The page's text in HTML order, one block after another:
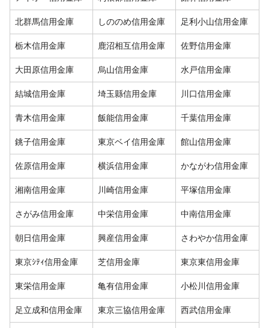
北群馬信用金庫 しののめ信用金庫 足利小山信用金庫
栃木信用金庫 鹿沼相互信用金庫 佐野信用金庫
大田原信用金庫 烏山信用金庫 水戸信用金庫
結城信用金庫 埼玉縣信用金庫 川口信用金庫
青木信用金庫 飯能信用金庫 千葉信用金庫
銚子信用金庫 東京ベイ信用金庫 館山信用金庫
佐原信用金庫 横浜信用金庫 かながわ信用金庫
湘南信用金庫 川崎信用金庫 平塚信用金庫
さがみ信用金庫 中栄信用金庫 中南信用金庫
朝日信用金庫 興産信用金庫 さわやか信用金庫
東京ｼﾃｨ信用金庫 芝信用金庫 東京東信用金庫
東栄信用金庫 亀有信用金庫 小松川信用金庫
足立成和信用金庫 東京三協信用金庫 西武信用金庫